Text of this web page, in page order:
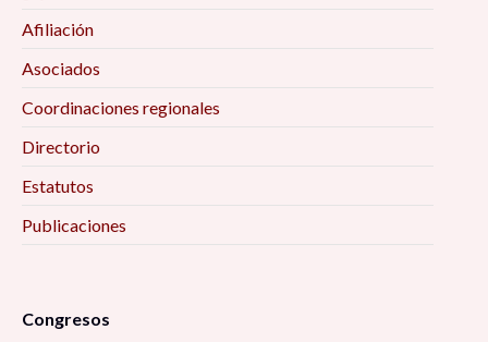
Afiliación
Asociados
Coordinaciones regionales
Directorio
Estatutos
Publicaciones
Congresos